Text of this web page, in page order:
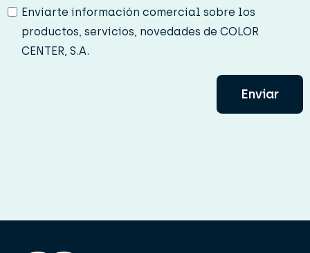
Enviarte información comercial sobre los
productos, servicios, novedades de COLOR
CENTER, S.A.
Enviar